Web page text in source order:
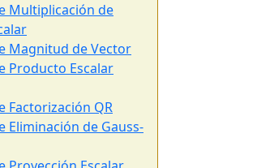
Multiplicación de
Magnitud de Vector
Producto Escalar
Factorización QR
Eliminación de Gauss-